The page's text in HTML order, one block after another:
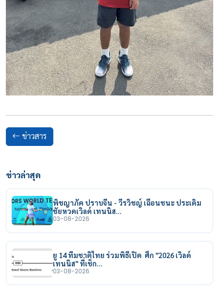
ข่าวสาร
ข่าวล่าสุด
พิชญาภัค ปราบจีน - วีรวิชญ์ เฉือนชนะ ประเดิม
ชัยหวดเวิลด์ เทนนิส…
03-08-2026
ยู 14 ทีมชาติไทย ร่วมพิธีเปิด ศึก "2026 เวิลด์
เทนนิส" ที่เช็ก…
03-08-2026